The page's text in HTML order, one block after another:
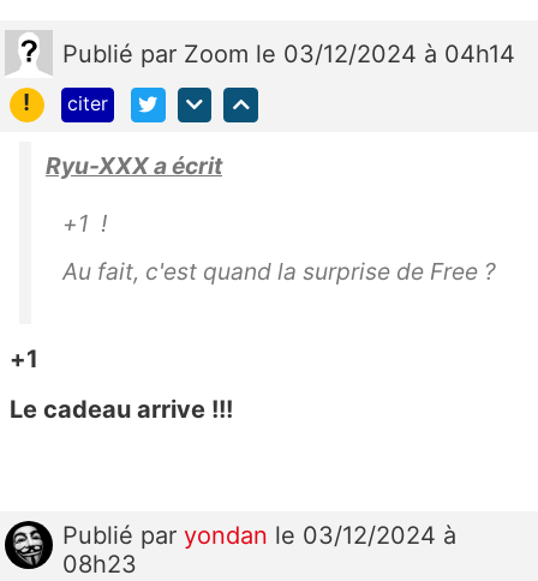
Publié par Zoom le 03/12/2024 à 04h14
!
citer
Ryu-XXX a écrit
+1 !
Au fait, c'est quand la surprise de Free ?
+1
Le cadeau arrive !!!
Publié par yondan le 03/12/2024 à
08h23